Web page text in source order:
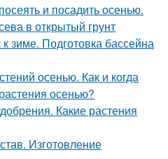
и посадить осенью.
в открытый грунт
зиме. Подготовка бассейна
осенью. Как и когда
осенью?
Какие растения
Изготовление